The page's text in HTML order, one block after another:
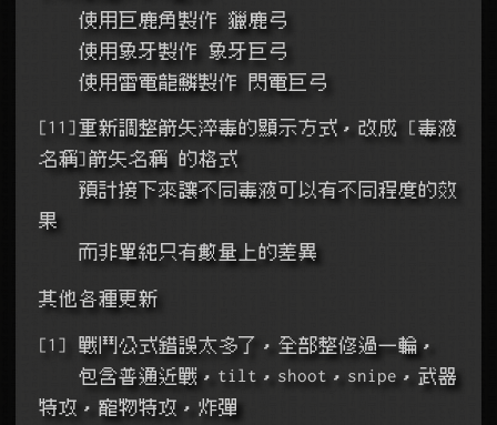
    使用巨鹿角製作 獵鹿弓
    使用象牙製作 象牙巨弓
    使用雷電龍鱗製作 閃電巨弓
[11]重新調整箭矢淬毒的顯示方式，改成 [毒液
名稱]箭矢名稱 的格式
果
    而非單純只有數量上的差異
其他各種更新
[1] 戰鬥公式錯誤太多了，全部整修過一輪，
特攻，寵物特攻，炸彈